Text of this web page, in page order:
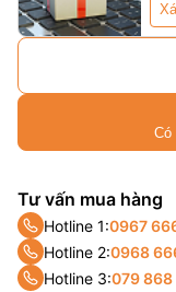
Có
Tư vấn mua hàng
Hotline 1:0967
Hotline 2:0968
Hotline 3:079